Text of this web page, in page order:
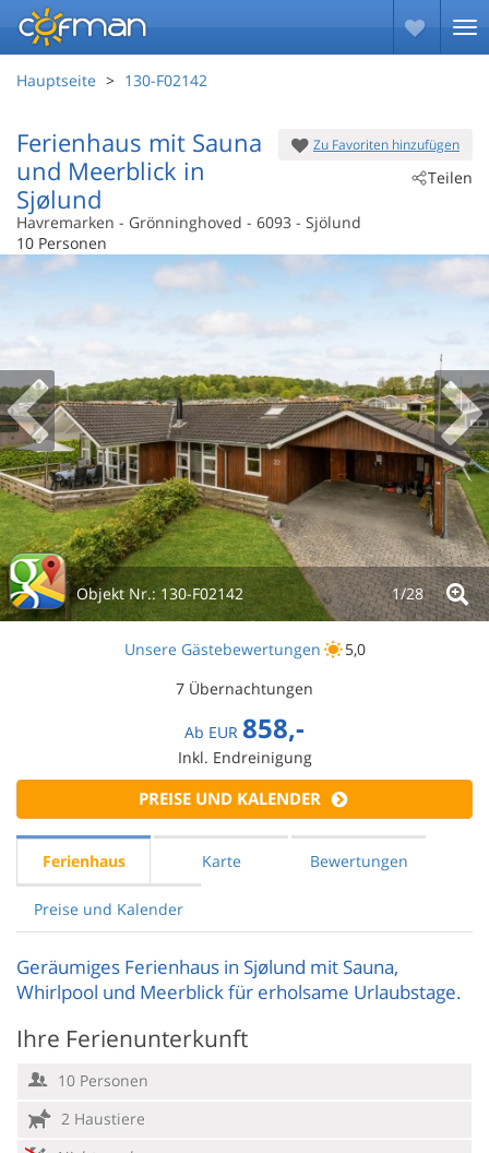
Hauptseite 130-F02142
Zu Favoriten hinzufügen
Teilen
Ferienhaus mit Sauna
und Meerblick in
Sjølund
Havremarken - Grönninghoved - 6093 - Sjölund
10 Personen
Objekt Nr.:130-F02142 1/28
Unsere Gästebewertungen
5,0
7 Übernachtungen
Ab EUR 858,-
Inkl. Endreinigung
PREISE UND KALENDER
Ferienhaus Karte Bewertungen
Preise und Kalender
Geräumiges Ferienhaus in Sjølund mit Sauna,
Whirlpool und Meerblick für erholsame Urlaubstage.
Ihre Ferienunterkunft
10 Personen
2 Haustiere